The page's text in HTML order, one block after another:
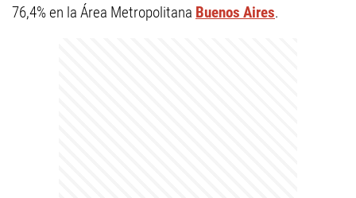
76,4% en la Área Metropolitana Buenos Aires.